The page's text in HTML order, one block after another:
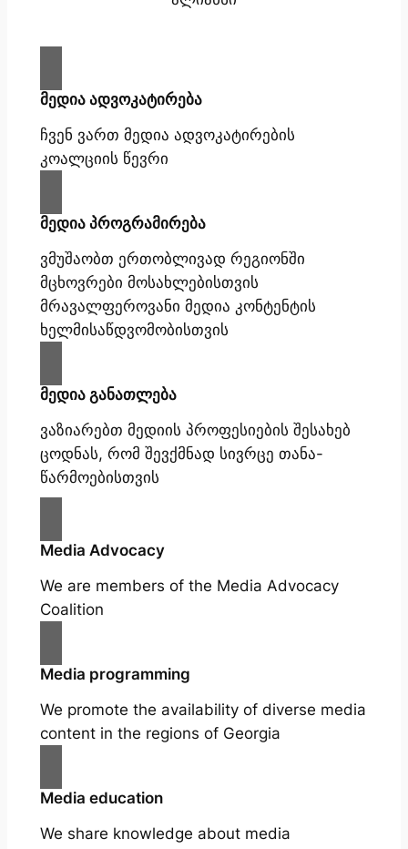
მედია ადვოკატირება
ჩვენ ვართ მედია ადვოკატირების
კოალციის წევრი
მედია პროგრამირება
ვმუშაობთ ერთობლივად რეგიონში
მცხოვრები მოსახლებისთვის
მრავალფეროვანი მედია კონტენტის
ხელმისაწდვომობისთვის
მედია განათლება
ვაზიარებთ მედიის პროფესიების შესახებ
ცოდნას, რომ შევქმნად სივრცე თანა-
წარმოებისთვის
Media Advocacy
We are members of the Media Advocacy
Coalition
Media programming
We promote the availability of diverse media
content in the regions of Georgia
Media education
We share knowledge about media